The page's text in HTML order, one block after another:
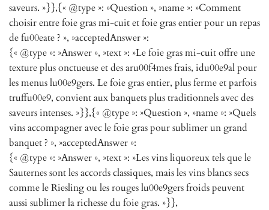
saveurs. »}},{« @type »: »Question », »name »: »Comment
choisir entre foie gras mi-cuit et foie gras entier pour un repas
de fu00eate ? », »acceptedAnswer »:
{« @type »: »Answer », »text »: »Le foie gras mi-cuit offre une
texture plus onctueuse et des aru00f4mes frais, idu00e9al pour
les menus lu00e9gers. Le foie gras entier, plus ferme et parfois
truffu00e9, convient aux banquets plus traditionnels avec des
saveurs intenses. »}},{« @type »: »Question », »name »: »Quels
vins accompagner avec le foie gras pour sublimer un grand
banquet ? », »acceptedAnswer »:
{« @type »: »Answer », »text »: »Les vins liquoreux tels que le
Sauternes sont les accords classiques, mais les vins blancs secs
comme le Riesling ou les rouges lu00e9gers froids peuvent
aussi sublimer la richesse du foie gras. »}},